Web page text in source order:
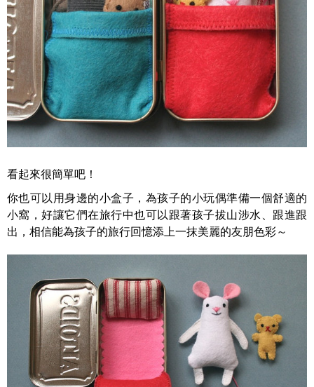
看起來很簡單吧！
你也可以用身邊的小盒子，為孩子的小玩偶準備一個舒適的
小窩，好讓它們在旅行中也可以跟著孩子拔山涉水、跟進跟
出，相信能為孩子的旅行回憶添上一抹美麗的友朋色彩～